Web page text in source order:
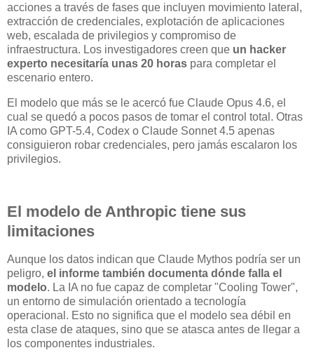
acciones a través de fases que incluyen movimiento lateral,
extracción de credenciales, explotación de aplicaciones
web, escalada de privilegios y compromiso de
infraestructura. Los investigadores creen que un hacker
experto necesitaría unas 20 horas para completar el
escenario entero.
El modelo que más se le acercó fue Claude Opus 4.6, el
cual se quedó a pocos pasos de tomar el control total. Otras
IA como GPT-5.4, Codex o Claude Sonnet 4.5 apenas
consiguieron robar credenciales, pero jamás escalaron los
privilegios.
El modelo de Anthropic tiene sus
limitaciones
Aunque los datos indican que Claude Mythos podría ser un
peligro, el informe también documenta dónde falla el
modelo. La IA no fue capaz de completar "Cooling Tower",
un entorno de simulación orientado a tecnología
operacional. Esto no significa que el modelo sea débil en
esta clase de ataques, sino que se atasca antes de llegar a
los componentes industriales.